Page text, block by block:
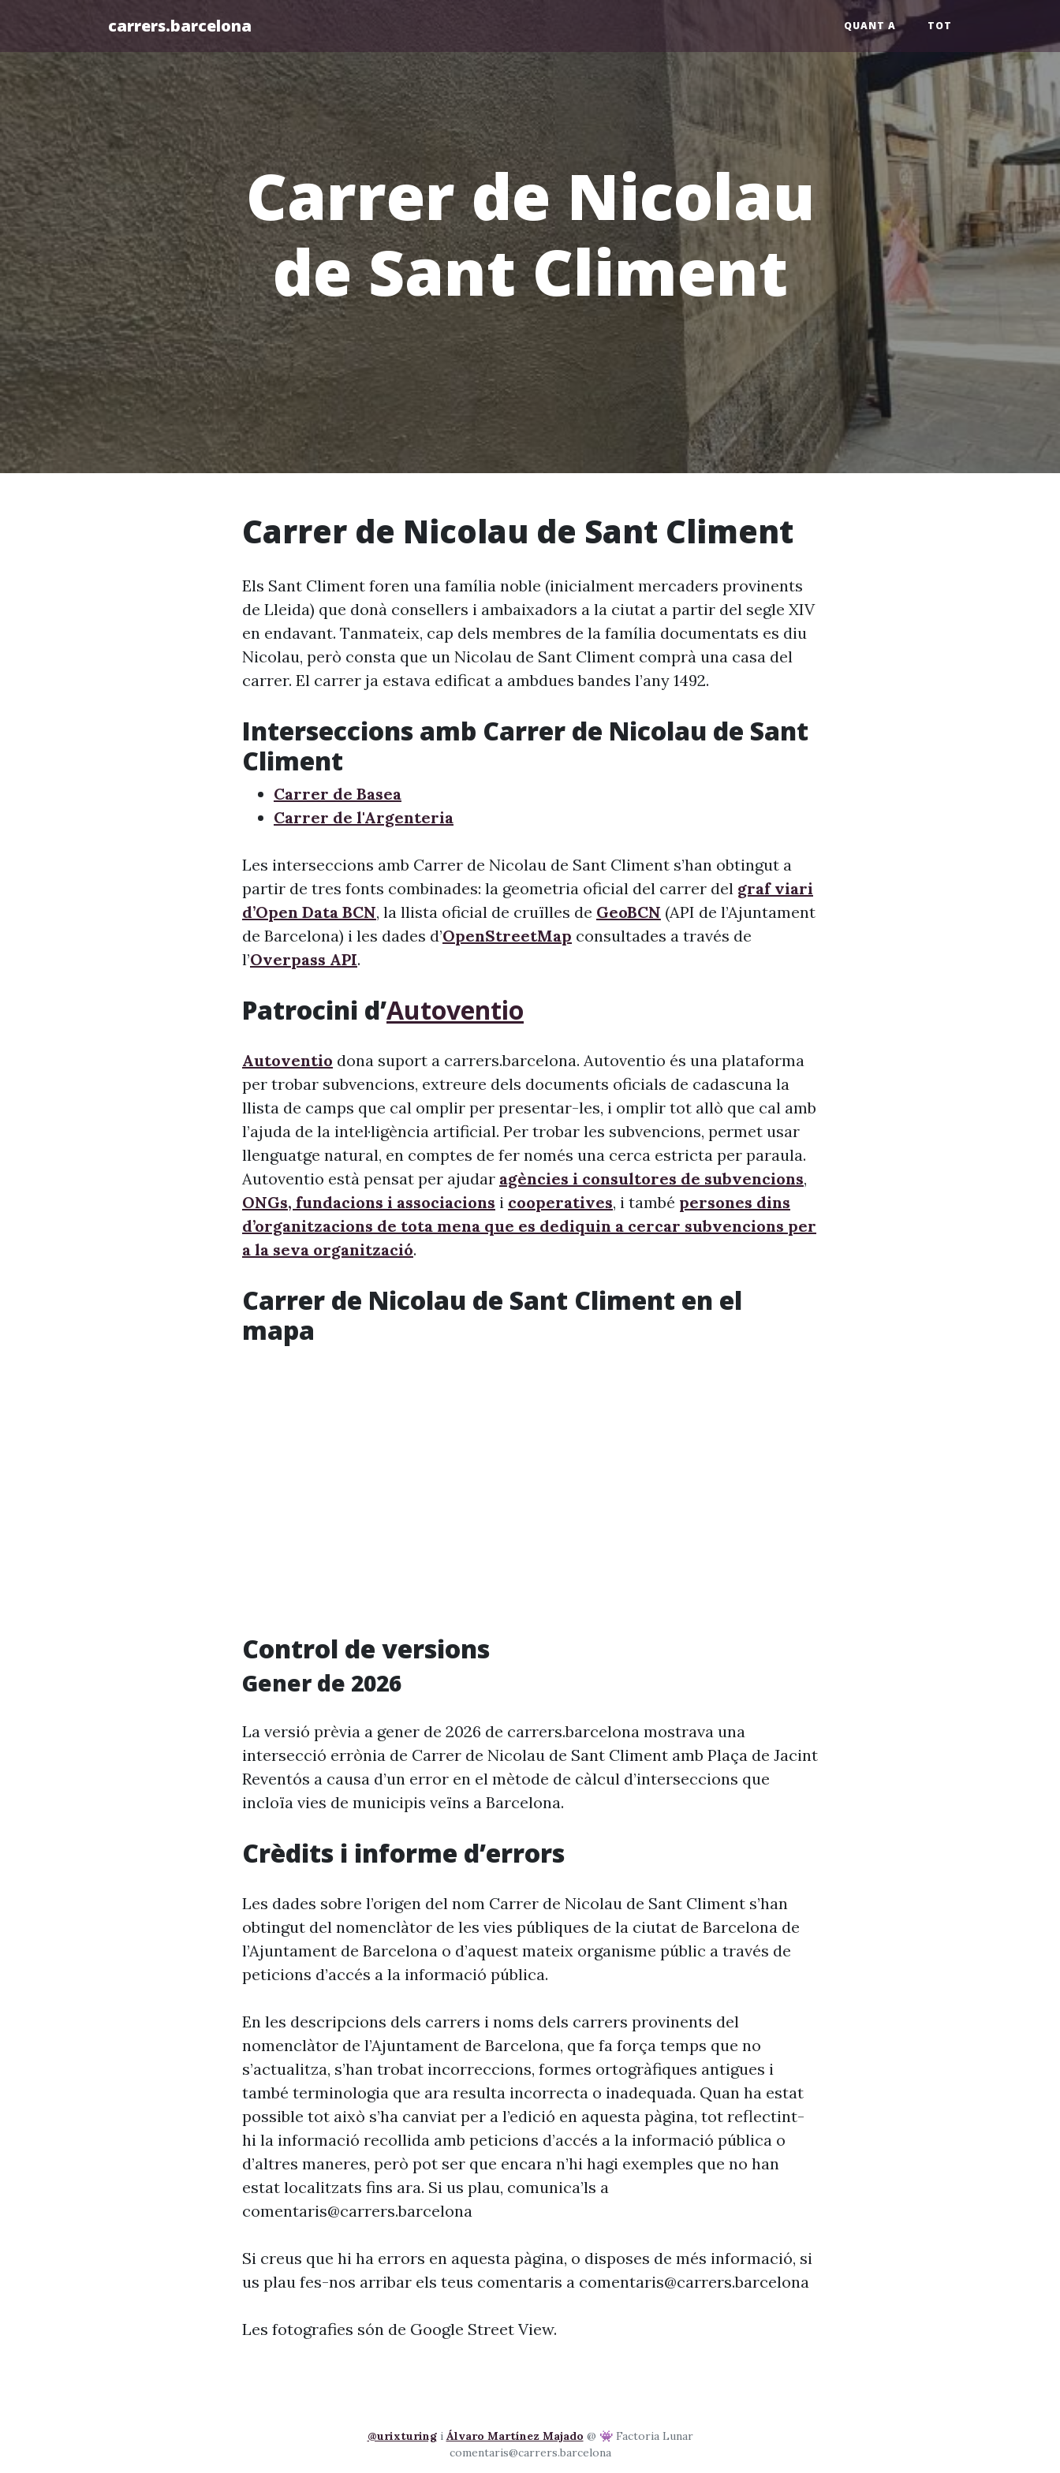
carrers.barcelona QUANT A TOT
Carrer de Nicolau
de Sant Climent
Carrer de Nicolau de Sant Climent
Els Sant Climent foren una família noble (inicialment mercaders provinents
de Lleida) que donà consellers i ambaixadors a la ciutat a partir del segle XIV
en endavant. Tanmateix, cap dels membres de la família documentats es diu
Nicolau, però consta que un Nicolau de Sant Climent comprà una casa del
carrer. El carrer ja estava edificat a ambdues bandes l’any 1492.
Interseccions amb Carrer de Nicolau de Sant
Climent
Carrer de Basea
Carrer de l'Argenteria
Les interseccions amb Carrer de Nicolau de Sant Climent s’han obtingut a
partir de tres fonts combinades: la geometria oficial del carrer del graf viari
d’Open Data BCN, la llista oficial de cruïlles de GeoBCN (API de l’Ajuntament
de Barcelona) i les dades d’OpenStreetMap consultades a través de
l’Overpass API.
Patrocini d’Autoventio
Autoventio dona suport a carrers.barcelona. Autoventio és una plataforma
per trobar subvencions, extreure dels documents oficials de cadascuna la
llista de camps que cal omplir per presentar-les, i omplir tot allò que cal amb
l’ajuda de la intel·ligència artificial. Per trobar les subvencions, permet usar
llenguatge natural, en comptes de fer només una cerca estricta per paraula.
Autoventio està pensat per ajudar agències i consultores de subvencions,
ONGs, fundacions i associacions i cooperatives, i també persones dins
d’organitzacions de tota mena que es dediquin a cercar subvencions per
a la seva organització.
Carrer de Nicolau de Sant Climent en el
mapa
Control de versions
Gener de 2026
La versió prèvia a gener de 2026 de carrers.barcelona mostrava una
intersecció errònia de Carrer de Nicolau de Sant Climent amb Plaça de Jacint
Reventós a causa d’un error en el mètode de càlcul d’interseccions que
incloïa vies de municipis veïns a Barcelona.
Crèdits i informe d’errors
Les dades sobre l’origen del nom Carrer de Nicolau de Sant Climent s’han
obtingut del nomenclàtor de les vies públiques de la ciutat de Barcelona de
l’Ajuntament de Barcelona o d’aquest mateix organisme públic a través de
peticions d’accés a la informació pública.
En les descripcions dels carrers i noms dels carrers provinents del
nomenclàtor de l’Ajuntament de Barcelona, que fa força temps que no
s’actualitza, s’han trobat incorreccions, formes ortogràfiques antigues i
també terminologia que ara resulta incorrecta o inadequada. Quan ha estat
possible tot això s’ha canviat per a l’edició en aquesta pàgina, tot reflectint-
hi la informació recollida amb peticions d’accés a la informació pública o
d’altres maneres, però pot ser que encara n’hi hagi exemples que no han
estat localitzats fins ara. Si us plau, comunica’ls a
comentaris@carrers.barcelona
Si creus que hi ha errors en aquesta pàgina, o disposes de més informació, si
us plau fes-nos arribar els teus comentaris a comentaris@carrers.barcelona
Les fotografies són de Google Street View.
@urixturingi Álvaro Martínez Majado @ 👾 Factoria Lunar
comentaris@carrers.barcelona